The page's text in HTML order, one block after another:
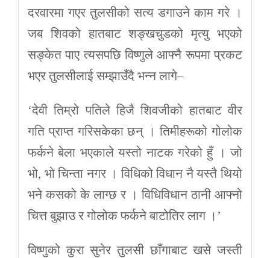
दरवारमा गएर तुलसीको सत्य डगाउने काम गरे ।
जब शिवको हातबाट शङ्खचुडको मृत्यु भएको
सङ्केत पाए त्यसपछि विष्णुले आफ्नै रूपमा प्रकट
भएर तुलसीलाई सम्झाउँदै भन्न लागे–
‘देवी तिम्रो पतिले हिजै शिवजीको हातबाट वीर
गति प्राप्त गरिसकेका छन् । तिमीहरूको गोलोक
फर्कने बेला भएकाले यस्तो नाटक गरेको हुँ । जो
भो, भो चिन्ता नगर । विधिको विधान नै यस्तै थियो
भने कसको के लाग्छ र । विधिविधान ठानी आफ्नो
चित्त बुझाउ र गोलोक फर्कने बाटोतिर लाग ।’
विष्णुको कुरा सुनेर तुलसी छाँगाबाट खसे जस्ती